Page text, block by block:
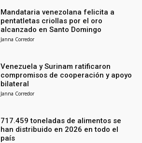
Mandataria venezolana felicita a
pentatletas criollas por el oro
alcanzado en Santo Domingo
Janna Corredor
Venezuela y Surinam ratificaron
compromisos de cooperación y apoyo
bilateral
Janna Corredor
717.459 toneladas de alimentos se
han distribuido en 2026 en todo el
país